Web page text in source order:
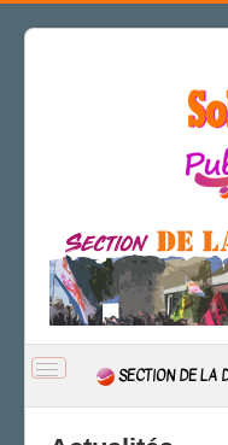
BASCULER
NAVIGATION
SECTION DE LA